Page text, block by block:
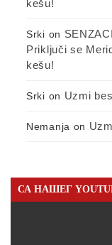
kešu!
Srki on
Priključi se
kešu!
Srki on Uzmi
Nemanja on
СА НАШЕГ